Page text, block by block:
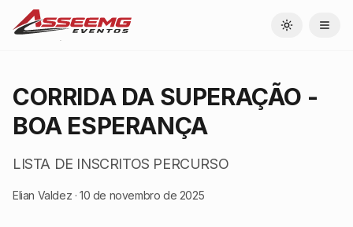
Toggle theme
CORRIDA DA SUPERAÇÃO -
BOA ESPERANÇA
LISTA DE INSCRITOS PERCURSO
Elian Valdez ·10 de novembro de 2025